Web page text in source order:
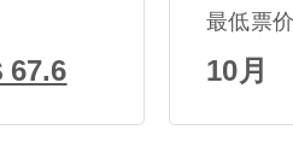
67.6
最低票
10月